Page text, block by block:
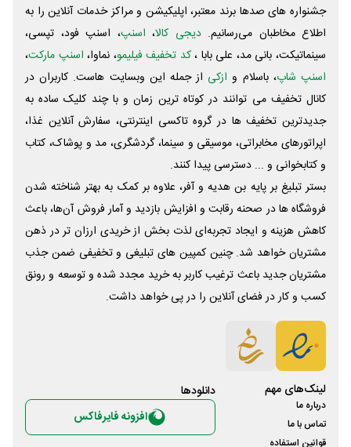
جشنواره های صدها برند معتبر، اپلیکیشن و مراکز خدمات آنلاین را به
اطلاع مخاطبان می‌رسانیم. دیجی کالا، اسنپ، اسنپ فود، تپسی،
سینماتیکت، بانی مد، علی‌ بابا ،کد تخفیف فیلیمو، نماوا، اسنپ مارکت،
اسنپ شاپ، باسلام و ازکی از جمله این وبسایت ‌هاست. کاربران در
کانال تخفیف می توانند در کوتاه ترین زمان و با چند کلیک ساده به
جدیدترین تخفیف ها در گروه تاکسی اینترنتی، سفارش آنلاین غذا،
اپراتورهای مخابراتی، موسیقی و سینما، گردشگری، مد و پوشاک، کتاب
و کتابخوانی و ... دسترسی پیدا کنند.
بستر تبلیغ بر پایه بن هدیه و آفر، علاوه بر کمک به بهتر شناخته شدن
فروشگاه ها در صحنه رقابت و افزایش بازدید و آمار فروش آن‌ها، باعث
کاهش هزینه و ایجاد تجربه‌ای لذت بخش از خریدی ارزان تر در ذهن
مشتریان خواهد شد. چنین کمپین های تبلیغی و تخفیفی ضمن جذب
مشتریان جدید باعث ترغیب کاربر به خرید مجدد شده و توسعه و رونق
کسب و کار در فضای آنلاین را در پی خواهد داشت.
لینک‌های مهم
درباره ما
تماس با ما
قوانین استفاده
دانلود‌ها
افزونه فایرفاکس